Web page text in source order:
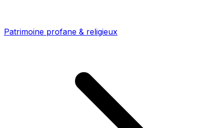
Patrimoine profane & religieux